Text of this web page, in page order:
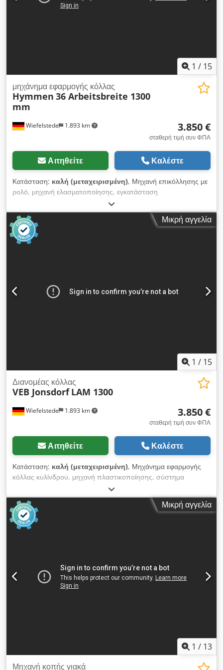
1 / 15
Wiefelstede 1.893 km
μηχάνημα εφαρμογής κόλλας
Hymmen 36 Arbeitsbreite 1300
mm
3.850 €
σταθερή τιμή συν ΦΠΑ
Αιτηθείτε Καλέστε
Κατάσταση: καλή (μεταχειρισμένη), Μηχανή επικόλλησης με
ρολό, μηχανή ελασματοποίησης, εγκατάσταση
πλαστικοποίησης, εγκατάσταση επικάλυψης, μηχανή
διαστρώσεων Credpfxoirnwbo Ab Tef - Κατασκευαστής:
Hymmen, μηχανή επικόλλησης/διαστρώσεων, τύπος 36 -
Ωφέλιμο πλάτος εργασίας: 1300 mm - Διάμετρος κυλίνδρων:
Ø175 x 1300 mm / Ø235 x 1300 mm / Ø85 x 1300 mm -
Μικρή αγγελία
1 / 15
Wiefelstede 1.893 km
Διανομέας κόλλας
VEB Jonsdorf LAM 1300
3.850 €
σταθερή τιμή συν ΦΠΑ
Αιτηθείτε Καλέστε
Κατάσταση: καλή (μεταχειρισμένη), Μηχάνημα εφαρμογής
κόλλας κυλίνδρου, μηχανή πλαστικοποίησης, σύστημα
πλαστικοποίησης, σύστημα πλαστικοποίησης
-Κατασκευαστής: VEB Jonsdorf -Τύπος: LAM 1300 -Πλάτος
εργασίας: 1300 mm -Αριθμός ρολών: 4 τεμάχια -Διάμετρος
ρολού: Ø235 x 1310 mm / Ø170 x 1310 mm -Τιμή σύνδεσης:
2,2 kW Crodpfsranl Tox Ab Tof -Διαστάσεις:
Μικρή αγγελία
1 / 13
Μηχανή κοπής γιακά